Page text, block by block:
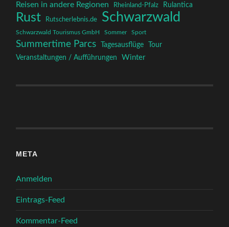
Reisen in andere Regionen Rheinland-Pfalz Rulantica
Rust Rutscherlebnis.de Schwarzwald
Schwarzwald Tourismus GmbH Sommer Sport
Summertime Parcs Tagesausflüge
Tour
Veranstaltungen / Aufführungen
Winter
META
Anmelden
Eintrags-Feed
Kommentar-Feed